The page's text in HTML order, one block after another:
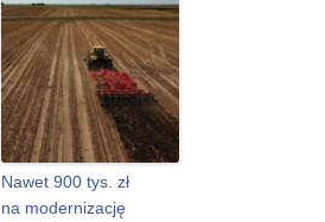
Nawet 900 tys. zł
na modernizację